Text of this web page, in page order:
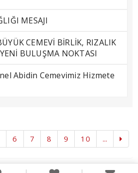
MESAJI
CEMEVİ BİRLİK, RIZALIK
BULUŞMA NOKTASI
Abidin Cemevimiz Hizmete
6 7 8 9 10 ...